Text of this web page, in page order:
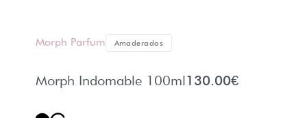
Morph Parfum Amaderados
Morph Indomable 100ml130.00€